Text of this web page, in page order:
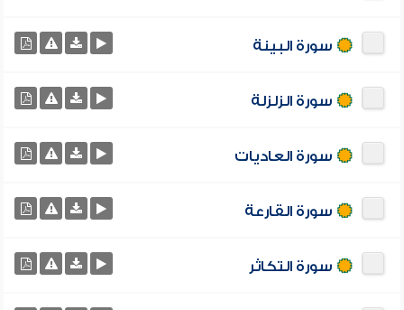
سورة البينة
سورة الزلزلة
سورة العاديات
سورة القارعة
سورة التكاثر